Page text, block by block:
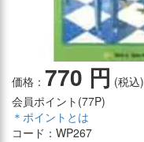
価格： 770 円 (税込)
会員ポイント(77P)
＊ポイントとは
コード：WP267